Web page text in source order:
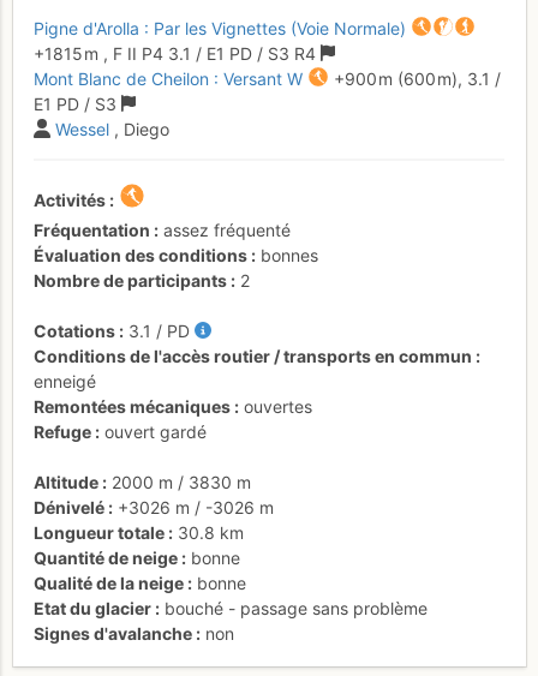
Pigne d'Arolla : Par les Vignettes (Voie Normale)
+1815 m , F II P4 3.1 / E1 PD / S3 R4
Mont Blanc de Cheilon : Versant W
+900 m (600 m), 3.1 /
E1 PD / S3
Wessel , Diego
Activités
Fréquentation
assez fréquenté
Évaluation des conditions
bonnes
Nombre de participants
2
Cotations 3.1 / PD
Conditions de l'accès routier / transports en commun
enneigé
Remontées mécaniques
ouvertes
Refuge
ouvert gardé
Altitude 2000 m / 3830 m
Dénivelé
+3026 m / -3026 m
Longueur totale
30.8 km
Quantité de neige
bonne
Qualité de la neige
bonne
Etat du glacier
bouché - passage sans problème
Signes d'avalanche
non